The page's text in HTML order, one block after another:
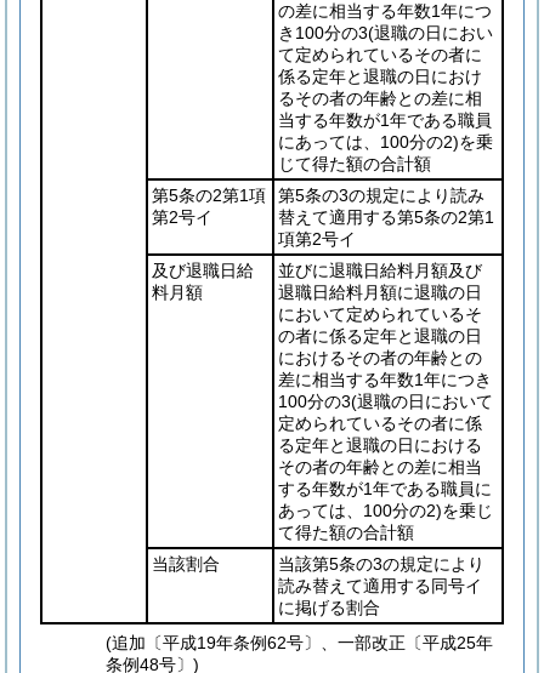
の差に相当する年数1年につ
き100分の3(退職の日におい
て定められているその者に
係る定年と退職の日におけ
るその者の年齢との差に相
当する年数が1年である職員
にあっては、100分の2)を乗
じて得た額の合計額
第5条の2第1項
第2号イ
第5条の3の規定により読み
替えて適用する第5条の2第1
項第2号イ
及び退職日給
料月額
並びに退職日給料月額及び
退職日給料月額に退職の日
において定められているそ
の者に係る定年と退職の日
におけるその者の年齢との
差に相当する年数1年につき
100分の3(退職の日において
定められているその者に係
る定年と退職の日における
その者の年齢との差に相当
する年数が1年である職員に
あっては、100分の2)を乗じ
て得た額の合計額
当該割合
当該第5条の3の規定により
読み替えて適用する同号イ
に掲げる割合
(追加〔平成19年条例62号〕、一部改正〔平成25年
条例48号〕)